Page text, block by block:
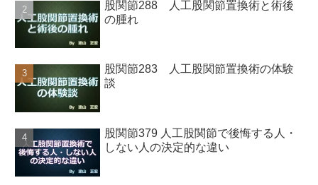
股関節288 人工股関節置換術と術後
の腫れ
股関節283 人工股関節置換術の体験
談
股関節379 人工股関節で後悔する人・
しない人の決定的な違い